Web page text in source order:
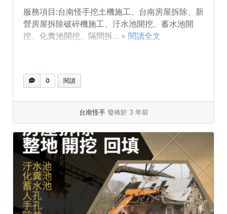
服務項目:台南怪手挖土機施工、台南房屋拆除、新
營房屋拆除破碎機施工、汙水池開挖、蓄水池開
挖、化糞池開挖、隔間拆... » 閱讀全文
0 閱讀
台南怪手 發佈於 3 年前